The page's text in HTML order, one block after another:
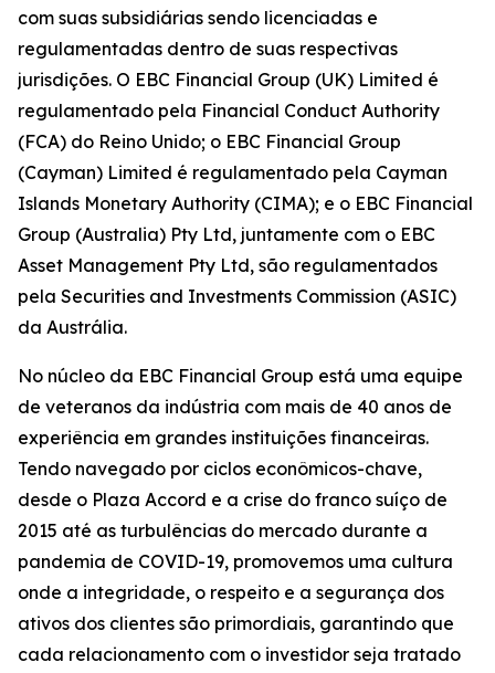
com suas subsidiárias sendo licenciadas e
regulamentadas dentro de suas respectivas
jurisdições. O EBC Financial Group (UK) Limited é
regulamentado pela Financial Conduct Authority
(FCA) do Reino Unido; o EBC Financial Group
(Cayman) Limited é regulamentado pela Cayman
Islands Monetary Authority (CIMA); e o EBC Financial
Group (Australia) Pty Ltd, juntamente com o EBC
Asset Management Pty Ltd, são regulamentados
pela Securities and Investments Commission (ASIC)
da Austrália.
No núcleo da EBC Financial Group está uma equipe
de veteranos da indústria com mais de 40 anos de
experiência em grandes instituições financeiras.
Tendo navegado por ciclos econômicos-chave,
desde o Plaza Accord e a crise do franco suíço de
2015 até as turbulências do mercado durante a
pandemia de COVID-19, promovemos uma cultura
onde a integridade, o respeito e a segurança dos
ativos dos clientes são primordiais, garantindo que
cada relacionamento com o investidor seja tratado